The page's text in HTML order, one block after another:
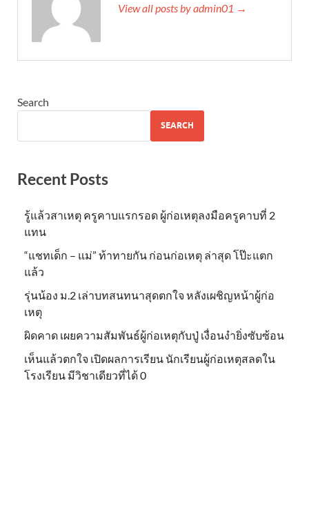
View all posts by admin01 →
Search
SEARCH
Recent Posts
รู้แล้วสาเหตุ ครูคาบแรกรอด ผู้ก่อเหตุลงมือครูคาบที่ 2
แทน
“แชทเด็ก – แม่” ท้าทายกัน ก่อนก่อเหตุ ล่าสุด โป๊ะแตก
แล้ว
รุ่นน้อง ม.2 เล่าบทสนทนาสุดตกใจ หลังเผชิญหน้าผู้ก่อ
เหตุ
ผิดคาด เผยความสัมพันธ์ผู้ก่อเหตุกับปู่ เงื่อนงำยิ่งซับซ้อน
เห็นแล้วตกใจ เปิดผลการเรียน นักเรียนผู้ก่อเหตุสลดใน
โรงเรียน มีวิชาเดียวที่ได้ 0